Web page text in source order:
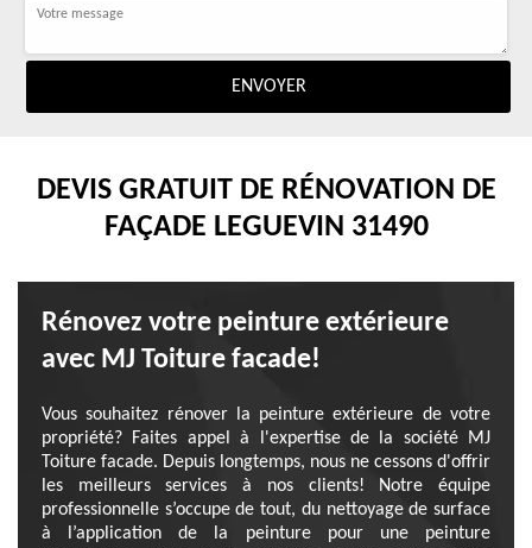
DEVIS GRATUIT DE RÉNOVATION DE
FAÇADE LEGUEVIN 31490
Rénovez votre peinture extérieure
avec MJ Toiture facade!
Vous souhaitez rénover la peinture extérieure de votre
propriété? Faites appel à l'expertise de la société MJ
Toiture facade. Depuis longtemps, nous ne cessons d'offrir
les meilleurs services à nos clients! Notre équipe
professionnelle s’occupe de tout, du nettoyage de surface
à l’application de la peinture pour une peinture